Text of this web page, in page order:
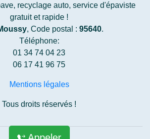
recyclage auto, service d'épaviste
gratuit et rapide !
, Code postal : 95640.
Téléphone:
01 34 74 04 23
06 17 41 96 75
Mentions légales
Tous droits réservés !